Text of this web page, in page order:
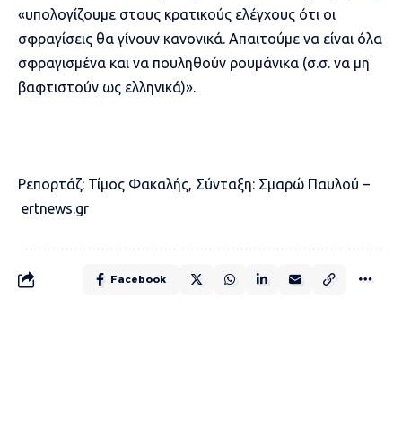
«υπολογίζουμε στους κρατικούς ελέγχους ότι οι
σφραγίσεις θα γίνουν κανονικά. Απαιτούμε να είναι όλα
σφραγισμένα και να πουληθούν ρουμάνικα (σ.σ. να μη
βαφτιστούν ως ελληνικά)».
Ρεπορτάζ: Τίμος Φακαλής, Σύνταξη: Σμαρώ Παυλού –
ertnews.gr
Facebook